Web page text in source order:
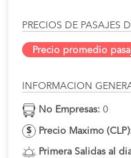
PRECIOS DE PASAJES
Precio promedio
INFORMACION
No Empresas: 0
Precio Maximo
Primera Salidas al